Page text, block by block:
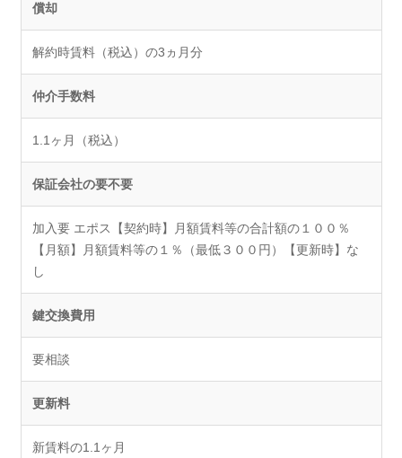
償却
解約時賃料（税込）の3ヵ月分
仲介手数料
1.1ヶ月（税込）
保証会社の要不要
加入要 エポス【契約時】月額賃料等の合計額の１００％
【月額】月額賃料等の１％（最低３００円）【更新時】な
し
鍵交換費用
要相談
更新料
新賃料の1.1ヶ月